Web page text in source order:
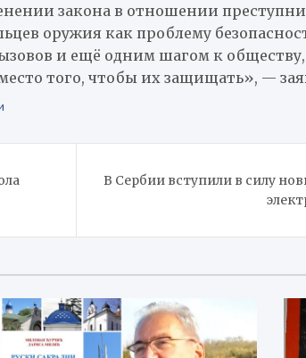
закона в отношении
оружия как проблему
и ещё одним шагом к обществу,
того, чтобы их защищать», —
В Сербии вступили в силу